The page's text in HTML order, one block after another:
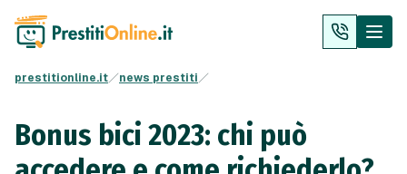
prestitionline.it news prestiti
Bonus bici 2023: chi può